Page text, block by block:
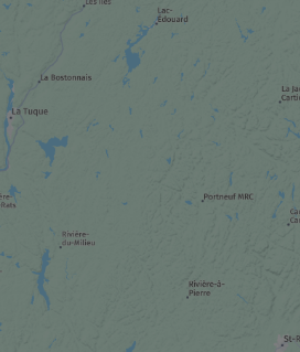
VISITE EN ENTREPRISE
Microbrasserie et
Plage de la Pointe Scott